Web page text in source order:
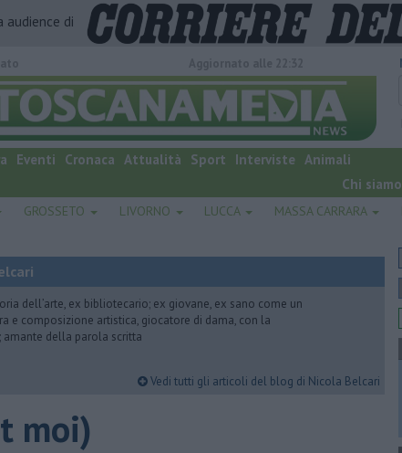
audience di
Eventi Cronaca Attualità Sport Interviste Animali
Chi siamo
GROSSETO LIVORNO LUCCA MASSA CARRARA
dell’arte, ex bibliotecario; ex giovane, ex sano come un
e composizione artistica, giocatore di dama, con la
amante della parola scritta
Vedi tutti gli articoli del blog di Nicola Belcari
moi)